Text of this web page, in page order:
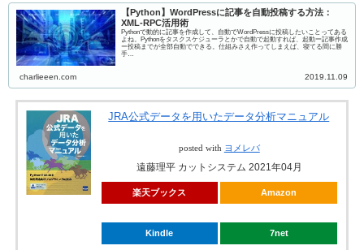
【Python】WordPressに記事を自動投稿する方法：
XML-RPC活用術
Pythonで動的に記事を作成して、自動でWordPressに投稿したいことってある
よね。Pythonをタスクスケジューラとかで自動で起動すれば、起動ー記事作成
ー投稿までが全部自動でできる。仕組みさえ作ってしまえば、寝てる間に勝
手…
charlieeen.com 2019.11.09
JRA公式データを用いたデータ分析マニュアル
posted with ヨメレバ
遠藤理平 カットシステム 2021年04月
楽天ブックス Amazon
Kindle 7net